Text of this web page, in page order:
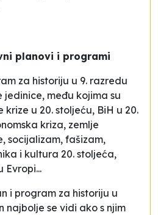
planovi i programi
za historiju u 9. razredu
jedinice, među kojima su
u 20. stoljeću, BiH u 20.
kriza, zemlje
socijalizam, fašizam,
i kultura 20. stoljeća,
Evropi...
i program za historiju u
najbolje se vidi ako s njim